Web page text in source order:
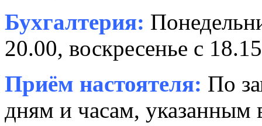
Бухгалтерия:
20.00, воскресенье с
Приём настоятеля: По
дням и часам, указанным